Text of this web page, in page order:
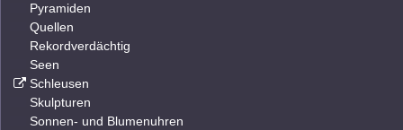
Pyramiden
Quellen
Rekordverdächtig
Seen
Schleusen
Skulpturen
Sonnen- und Blumenuhren